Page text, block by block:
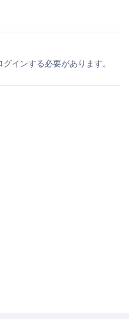
インする必要があります。